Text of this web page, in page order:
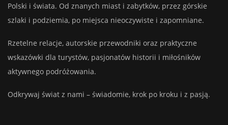
Polski i świata. Od znanych miast i zabytków, przez górskie
szlaki i podziemia, po miejsca nieoczywiste i zapomniane.
Rzetelne relacje, autorskie przewodniki oraz praktyczne
wskazówki dla turystów, pasjonatów historii i miłośników
aktywnego podróżowania.
Odkrywaj świat z nami – świadomie, krok po kroku i z pasją.